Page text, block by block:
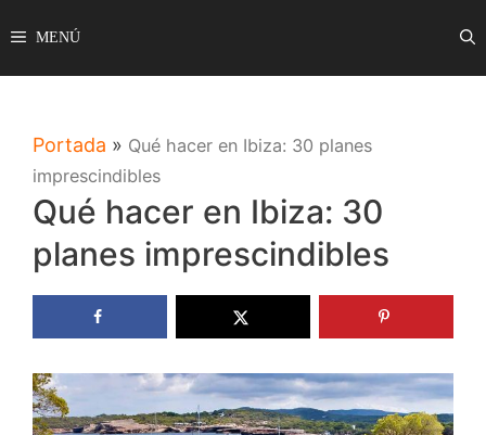
al
contenido
MENÚ
Portada » Qué hacer en Ibiza: 30 planes
imprescindibles
Qué hacer en Ibiza: 30
planes imprescindibles